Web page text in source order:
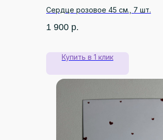
Сердце розовое 45 см., 7 шт.
1 900 р.
Купить в 1 клик